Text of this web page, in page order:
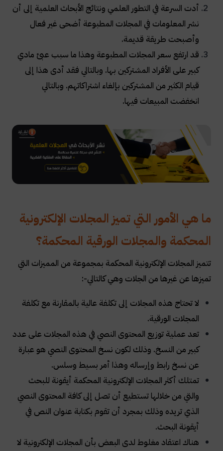
أدت السرعة في التطور العلمي ونتائج الأبحاث العلمية إلى أن
نشر المعلومات في المجلات المطبوعة أضحى غير فعال
وأصبحت طريقة قديمة.
قد ارتفع سعر المجلات المطبوعة وهذا ما سبب عبئ مادي
كبير على الأفراد المشتركين بها. وبالتالي فقد أدى هذا إلى
قيام الكثير من المشتركين بإلغاء اشتراكاتهم. وبالتالي
انخفضت المبيعات فيها.
ما هي الأمور التي تميز المجلات الإلكترونية
المحكمة والمجلات الورقية المحكمة؟
تتميز المجلات الإلكترونية المحكمة بمجموعة من المميزات التي
تميزها عن غيرها من الجلات وهي كالتالي:-
لا تحتاج هذه المجلات إلى تكلفة عالية بالمقارنة مع تكلفة
المجلات الورقية.
تعد عملية توزيع المحتوى النصي في هذه المجلات على عدد
كبير من النسخ. وذلك لكون نسخ المحتوى النصي هو عبارة
عن نسخ رابط وإرساله وهذا أمر بسيط وسلس.
تمتلك أكثر المجلات الإلكترونية المحكمة أيقونة للبحث
والتي من خلالها تستطيع أن تصل إلى كافة المحتوى النصي
الذي تريده وذلك بمجرد أن تقوم بكتابة عنوان النص في
أيقونة البحث.
هناك اعتقاد مغلوط لدى البعض بأن المجلات الإلكترونية لا